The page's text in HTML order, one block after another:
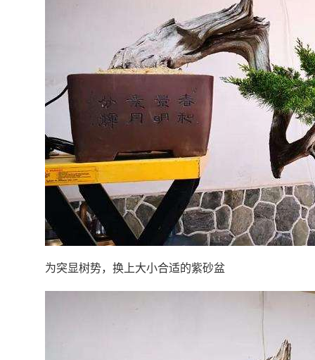
为突显树势，换上大小合适的紫砂盆